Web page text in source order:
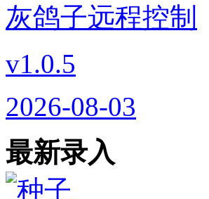
灰鸽子远程控制
v1.0.5
2026-08-03
最新录入